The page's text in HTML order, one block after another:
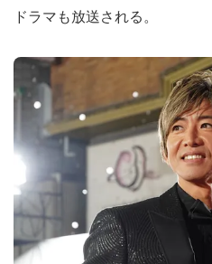
ドラマも放送される。